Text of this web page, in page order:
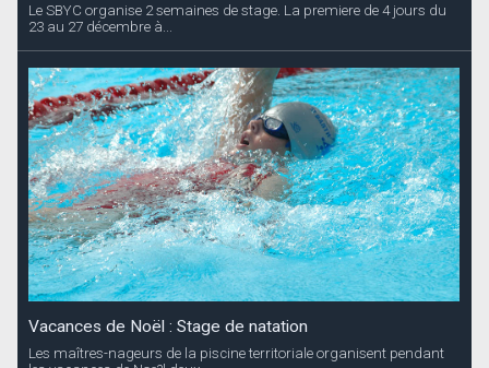
Le SBYC organise 2 semaines de stage. La premiere de 4 jours du
23 au 27 décembre à...
Vacances de Noël : Stage de natation
Les maîtres-nageurs de la piscine territoriale organisent pendant